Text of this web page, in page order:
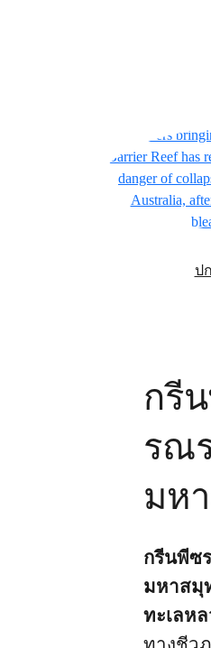
ป
กรี
รณ
มห
กรีนพีซ
มหาสมุ
ทะเลหล